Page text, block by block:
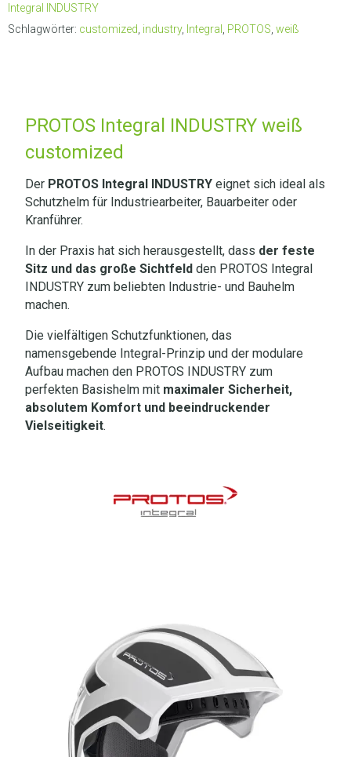
Integral INDUSTRY
Schlagwörter: customized industry, Integral PROTOS weiß
PROTOS Integral INDUSTRY weiß
customized
Der PROTOS Integral INDUSTRY eignet sich ideal als
Schutzhelm für Industriearbeiter, Bauarbeiter oder
Kranführer.
In der Praxis hat sich herausgestellt, dass der feste
Sitz und das große Sichtfeld den PROTOS Integral
INDUSTRY zum beliebten Industrie- und Bauhelm
machen.
Die vielfältigen Schutzfunktionen, das
namensgebende Integral-Prinzip und der modulare
Aufbau machen den PROTOS INDUSTRY zum
perfekten Basishelm mit maximaler Sicherheit,
absolutem Komfort und beeindruckender
Vielseitigkeit.